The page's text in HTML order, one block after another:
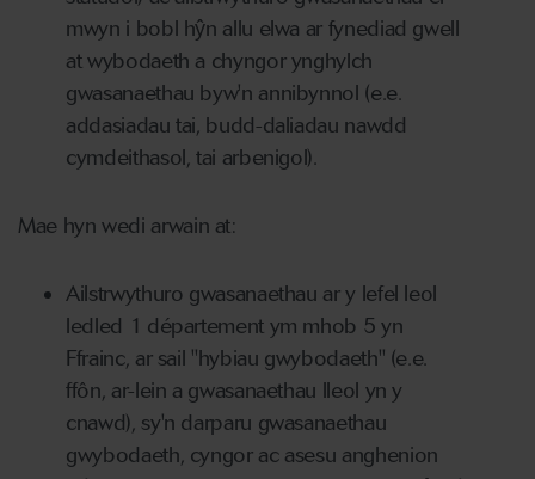
mwyn i bobl hŷn allu elwa ar fynediad gwell
at wybodaeth a chyngor ynghylch
gwasanaethau byw'n annibynnol (e.e.
addasiadau tai, budd-daliadau nawdd
cymdeithasol, tai arbenigol).
Mae hyn wedi arwain at:
Ailstrwythuro gwasanaethau ar y lefel leol
ledled 1 département ym mhob 5 yn
Ffrainc, ar sail "hybiau gwybodaeth" (e.e.
ffôn, ar-lein a gwasanaethau lleol yn y
cnawd), sy'n darparu gwasanaethau
gwybodaeth, cyngor ac asesu anghenion